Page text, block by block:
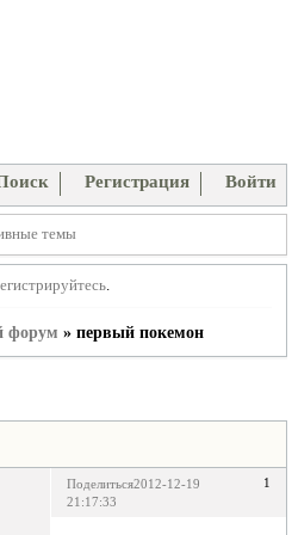
Регистрация Войти
темы
.
форум » первый покемон
Поделиться 1
2012-12-19
21:17:33